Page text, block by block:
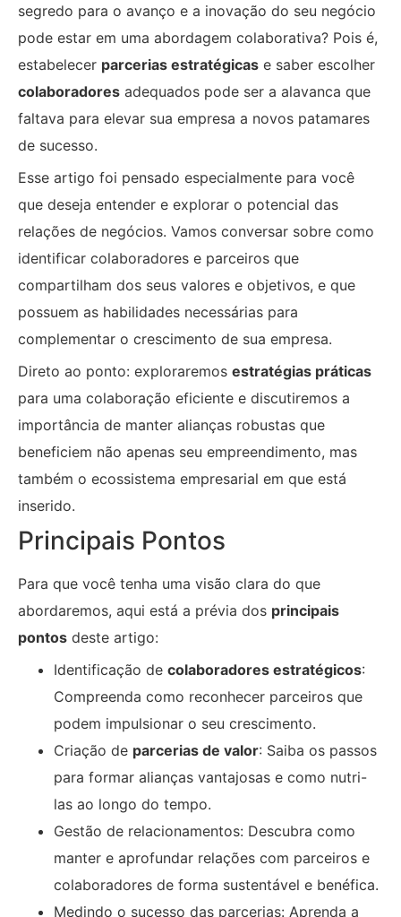
segredo para o avanço e a inovação do seu negócio
pode estar em uma abordagem colaborativa? Pois é,
estabelecer parcerias estratégicas e saber escolher
colaboradores adequados pode ser a alavanca que
faltava para elevar sua empresa a novos patamares
de sucesso.
Esse artigo foi pensado especialmente para você
que deseja entender e explorar o potencial das
relações de negócios. Vamos conversar sobre como
identificar colaboradores e parceiros que
compartilham dos seus valores e objetivos, e que
possuem as habilidades necessárias para
complementar o crescimento de sua empresa.
Direto ao ponto: exploraremos estratégias práticas
para uma colaboração eficiente e discutiremos a
importância de manter alianças robustas que
beneficiem não apenas seu empreendimento, mas
também o ecossistema empresarial em que está
inserido.
Principais Pontos
Para que você tenha uma visão clara do que
abordaremos, aqui está a prévia dos principais
pontos deste artigo:
Identificação de colaboradores estratégicos:
Compreenda como reconhecer parceiros que
podem impulsionar o seu crescimento.
Criação de parcerias de valor: Saiba os passos
para formar alianças vantajosas e como nutri-
las ao longo do tempo.
Gestão de relacionamentos: Descubra como
manter e aprofundar relações com parceiros e
colaboradores de forma sustentável e benéfica.
Medindo o sucesso das parcerias: Aprenda a